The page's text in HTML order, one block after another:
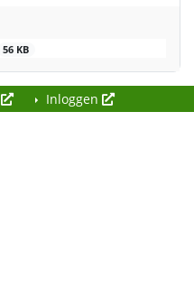
56 KB
Inloggen